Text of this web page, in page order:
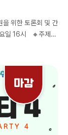
을 위한 토론회 및 간
사회복지학과 교수
마감